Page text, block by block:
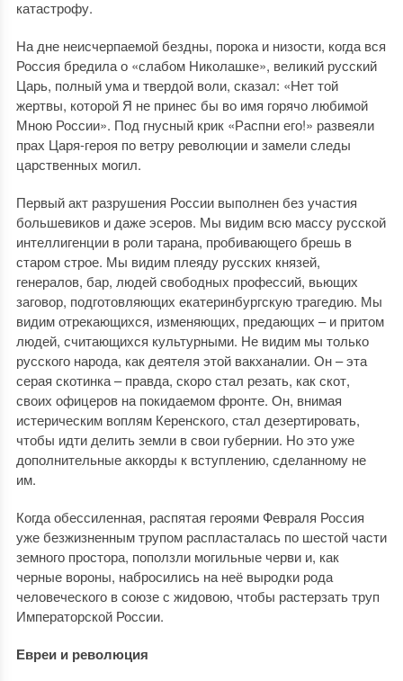
катастрофу.
На дне неисчерпаемой бездны, порока и низости, когда вся
Россия бредила о «слабом Николашке», великий русский
Царь, полный ума и твердой воли, сказал: «Нет той
жертвы, которой Я не принес бы во имя горячо любимой
Мною России». Под гнусный крик «Распни его!» развеяли
прах Царя-героя по ветру революции и замели следы
царственных могил.
Первый акт разрушения России выполнен без участия
большевиков и даже эсеров. Мы видим всю массу русской
интеллигенции в роли тарана, пробивающего брешь в
старом строе. Мы видим плеяду русских князей,
генералов, бар, людей свободных профессий, вьющих
заговор, подготовляющих екатеринбургскую трагедию. Мы
видим отрекающихся, изменяющих, предающих – и притом
людей, считающихся культурными. Не видим мы только
русского народа, как деятеля этой вакханалии. Он – эта
серая скотинка – правда, скоро стал резать, как скот,
своих офицеров на покидаемом фронте. Он, внимая
истерическим воплям Керенского, стал дезертировать,
чтобы идти делить земли в свои губернии. Но это уже
дополнительные аккорды к вступлению, сделанному не
им.
Когда обессиленная, распятая героями Февраля Россия
уже безжизненным трупом распласталась по шестой части
земного простора, поползли могильные черви и, как
черные вороны, набросились на неё выродки рода
человеческого в союзе с жидовою, чтобы растерзать труп
Императорской России.
Евреи и революция